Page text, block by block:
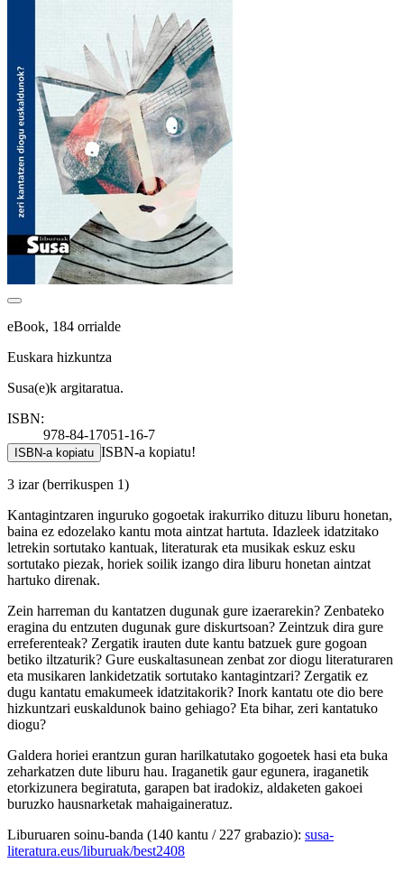
eBook, 184 orrialde
Euskara hizkuntza
Susa(e)k argitaratua.
ISBN:
978-84-17051-16-7
ISBN-a kopiatu ISBN-a kopiatu!
3 izar(berrikuspen 1)
Kantagintzaren inguruko gogoetak irakurriko dituzu liburu honetan,
baina ez edozelako kantu mota aintzat hartuta. Idazleek idatzitako
letrekin sortutako kantuak, literaturak eta musikak eskuz esku
sortutako piezak, horiek soilik izango dira liburu honetan aintzat
hartuko direnak.
Zein harreman du kantatzen dugunak gure izaerarekin? Zenbateko
eragina du entzuten dugunak gure diskurtsoan? Zeintzuk dira gure
erreferenteak? Zergatik irauten dute kantu batzuek gure gogoan
betiko iltzaturik? Gure euskaltasunean zenbat zor diogu literaturaren
eta musikaren lankidetzatik sortutako kantagintzari? Zergatik ez
dugu kantatu emakumeek idatzitakorik? Inork kantatu ote dio bere
hizkuntzari euskaldunok baino gehiago? Eta bihar, zeri kantatuko
diogu?
Galdera horiei erantzun guran harilkatutako gogoetek hasi eta buka
zeharkatzen dute liburu hau. Iraganetik gaur egunera, iraganetik
etorkizunera begiratuta, garapen bat iradokiz, aldaketen gakoei
buruzko hausnarketak mahaigaineratuz.
Liburuaren soinu-banda (140 kantu / 227 grabazio): susa-
literatura.eus/liburuak/best2408